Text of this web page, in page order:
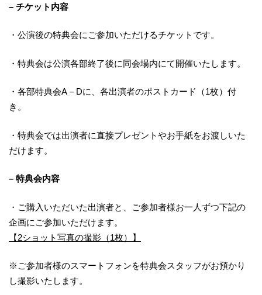
– チケット内容
・公演後の特典会にご参加いただけるチケットです。
・特典会は公演各部終了後に同会場内にて開催いたします。
・各部特典会A－Dに、各出演者のポストカード（1枚）付
き。
・特典会では出演者に直接プレゼントやお手紙をお渡しいた
だけます。
– 特典会内容
・ご購入いただいた出演者と、ご参加者様お一人ずつ下記の
企画にご参加いただけます。
【2ショット写真の撮影（1枚）】
※ご参加者様のスマートフォンを特典会スタッフがお預かり
し撮影いたします。